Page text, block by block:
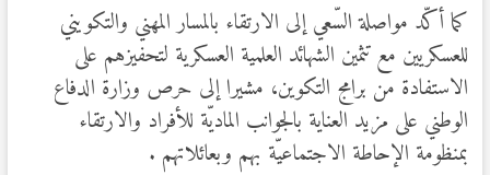
كما أكّد مواصلة السّعي إلى الارتقاء بالمسار المهني والتكويني
للعسكريين مع تثمين الشهائد العلمية العسكرية لتحفيزهم على
الاستفادة من برامج التكوين، مشيرا إلى حرص وزارة الدفاع
الوطني على مزيد العناية بالجوانب الماديّة للأفراد والارتقاء
بمنظومة الإحاطة الاجتماعيّة بهم وبعائلاتهم .